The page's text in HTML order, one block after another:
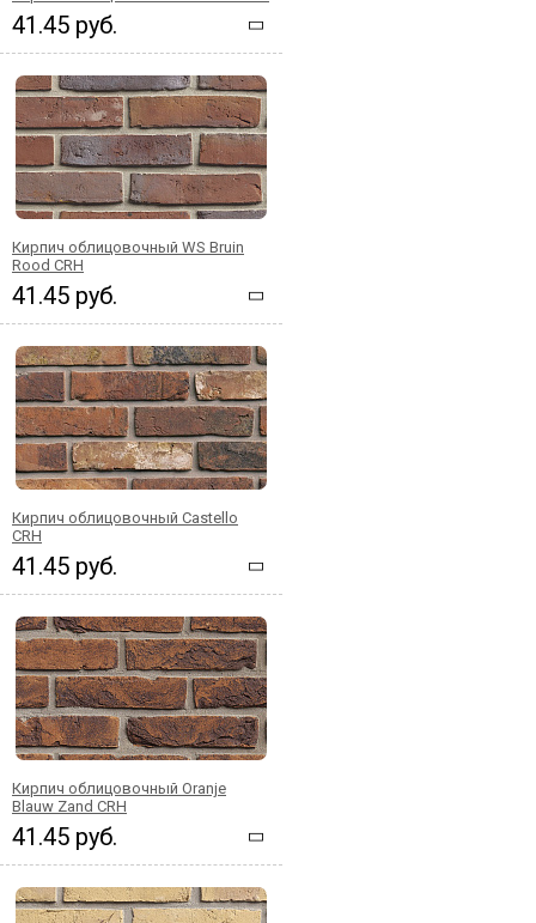
41.45 руб.
Кирпич облицовочный WS Bruin
Rood CRH
41.45 руб.
Кирпич облицовочный Castello
CRH
41.45 руб.
Кирпич облицовочный Oranje
Blauw Zand CRH
41.45 руб.